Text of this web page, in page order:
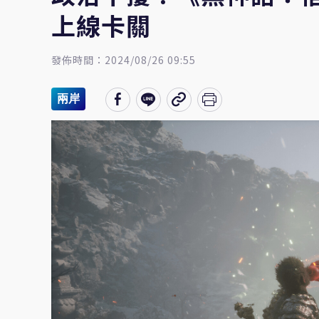
上線卡關
發佈時間：2024/08/26 09:55
兩岸